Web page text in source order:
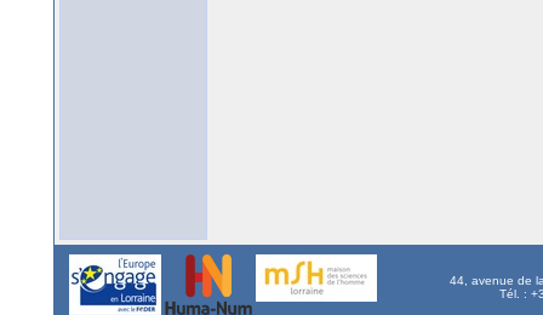
44, avenue de
Tél. :